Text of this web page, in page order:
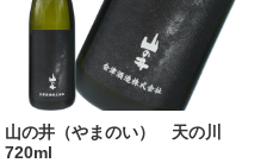
山の井（やまのい） 天の川
720ml